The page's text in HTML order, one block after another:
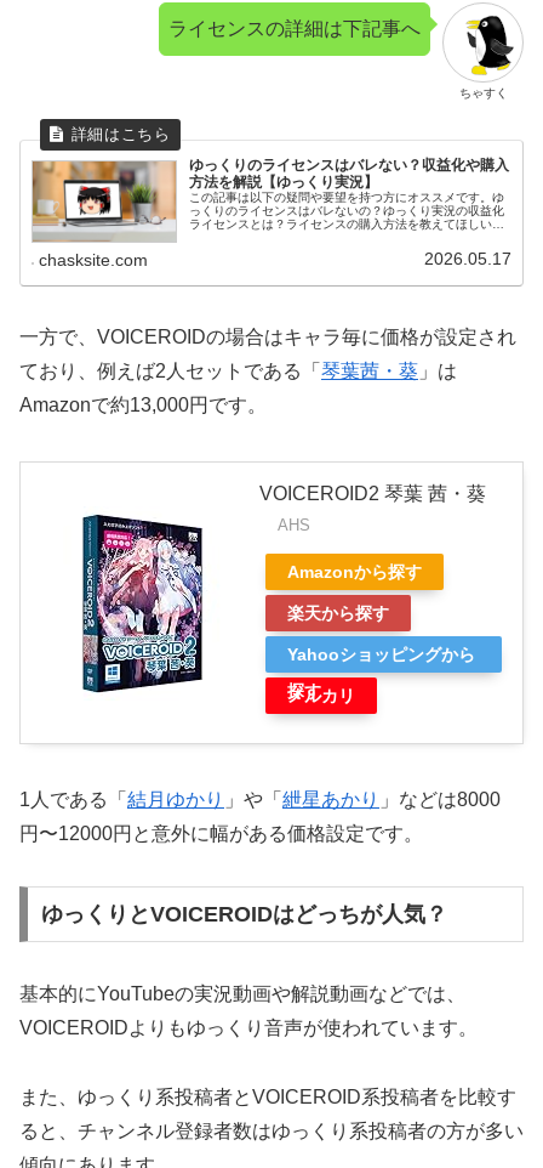
ちゃすく
ライセンスの詳細は下記事へ
ゆっくりのライセンスはバレない？収益化や購入
方法を解説【ゆっくり実況】
この記事は以下の疑問や要望を持つ方にオススメです。ゆ
っくりのライセンスはバレないの？ゆっくり実況の収益化
ライセンスとは？ライセンスの購入方法を教えてほしいは
chasksite.com 2026.05.17
一方で、VOICEROIDの場合はキャラ毎に価格が設定され
ており、例えば2人セットである「 琴葉茜・葵 」は
Amazonで約13,000円です。
VOICEROID2 琴葉 茜・葵
AHS
Amazonから探す
楽天から探す
Yahooショッピングから
探す
メルカリ
1人である「 結月ゆかり 」や「 紲星あかり 」などは8000
円〜12000円と意外に幅がある価格設定です。
ゆっくりとVOICEROIDはどっちが人気？
基本的にYouTubeの実況動画や解説動画などでは、
VOICEROIDよりもゆっくり音声が使われています。
また、ゆっくり系投稿者とVOICEROID系投稿者を比較す
ると、チャンネル登録者数はゆっくり系投稿者の方が多い